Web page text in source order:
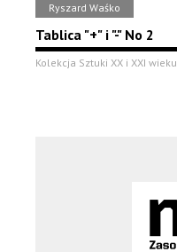
Ryszard Waśko
Tablica "+" i "-" No 2
Kolekcja Sztuki XX i XXI wieku